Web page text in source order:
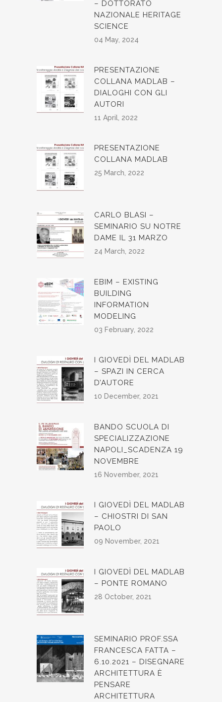
– DOTTORATO
NAZIONALE HERITAGE
SCIENCE
04 May, 2024
PRESENTAZIONE
COLLANA MADLAB –
DIALOGHI CON GLI
AUTORI
11 April, 2022
PRESENTAZIONE
COLLANA MADLAB
25 March, 2022
CARLO BLASI –
SEMINARIO SU NOTRE
DAME IL 31 MARZO
24 March, 2022
EBIM – EXISTING
BUILDING
INFORMATION
MODELING
03 February, 2022
I GIOVEDÌ DEL MADLAB
– SPAZI IN CERCA
D’AUTORE
10 December, 2021
BANDO SCUOLA DI
SPECIALIZZAZIONE
NAPOLI_SCADENZA 19
NOVEMBRE
16 November, 2021
I GIOVEDÌ DEL MADLAB
– CHIOSTRI DI SAN
PAOLO
09 November, 2021
I GIOVEDÌ DEL MADLAB
– PONTE ROMANO
28 October, 2021
SEMINARIO PROF.SSA
FRANCESCA FATTA –
6.10.2021 – DISEGNARE
ARCHITETTURA È
PENSARE
ARCHITETTURA